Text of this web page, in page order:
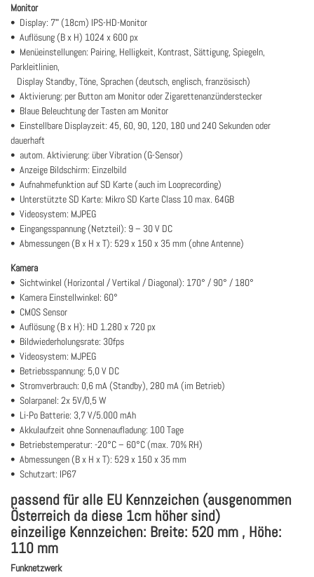
Monitor
• Display: 7ʺ (18cm) IPS-HD-Monitor
• Auflösung (B x H) 1024 x 600 px
• Menüeinstellungen: Pairing, Helligkeit, Kontrast, Sättigung, Spiegeln,
Parkleitlinien,
Display Standby, Töne, Sprachen (deutsch, englisch, französisch)
• Aktivierung: per Button am Monitor oder Zigarettenanzünderstecker
• Blaue Beleuchtung der Tasten am Monitor
• Einstellbare Displayzeit: 45, 60, 90, 120, 180 und 240 Sekunden oder
dauerhaft
• autom. Aktivierung: über Vibration (G-Sensor)
• Anzeige Bildschirm: Einzelbild
• Aufnahmefunktion auf SD Karte (auch im Looprecording)
• Unterstützte SD Karte: Mikro SD Karte Class 10 max. 64GB
• Videosystem: MJPEG
• Eingangsspannung (Netzteil): 9 – 30 V DC
• Abmessungen (B x H x T): 529 x 150 x 35 mm (ohne Antenne)
Kamera
• Sichtwinkel (Horizontal / Vertikal / Diagonal): 170° / 90° / 180°
• Kamera Einstellwinkel: 60°
• CMOS Sensor
• Auflösung (B x H): HD 1.280 x 720 px
• Bildwiederholungsrate: 30fps
• Videosystem: MJPEG
• Betriebsspannung: 5,0 V DC
• Stromverbrauch: 0,6 mA (Standby), 280 mA (im Betrieb)
• Solarpanel: 2x 5V/0,5 W
• Li-Po Batterie: 3,7 V/5.000 mAh
• Akkulaufzeit ohne Sonnenaufladung: 100 Tage
• Betriebstemperatur: -20°C – 60°C (max. 70% RH)
• Abmessungen (B x H x T): 529 x 150 x 35 mm
• Schutzart: IP67
passend für alle EU Kennzeichen (ausgenommen
Österreich da diese 1cm höher sind)
einzeilige Kennzeichen: Breite: 520 mm , Höhe:
110 mm
Funknetzwerk